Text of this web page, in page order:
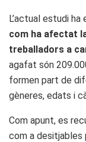
L’actual estudi
com ha afectat
treballadors a
agafat són
formen part de
gèneres, edats i
Com apunt, es
com a desitjables